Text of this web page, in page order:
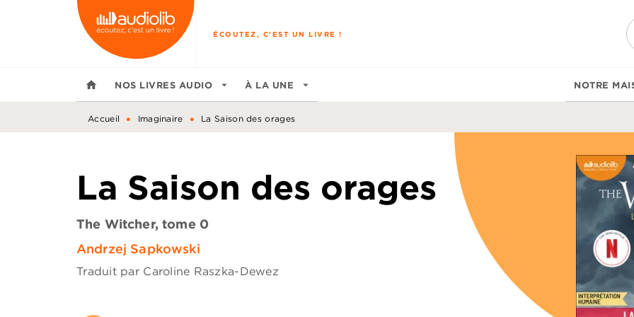
MENU RECHERCHE
ÉCOUTEZ, C'EST UN LIVRE !
home NOS LIVRES AUDIO arrow_drop_down À LA UNE arrow_drop_down NOTRE
Accueil • Imaginaire • La Saison des orages
La Saison des orages
The Witcher, tome 0
Andrzej Sapkowski
Traduit par Caroline Raszka-Dewez